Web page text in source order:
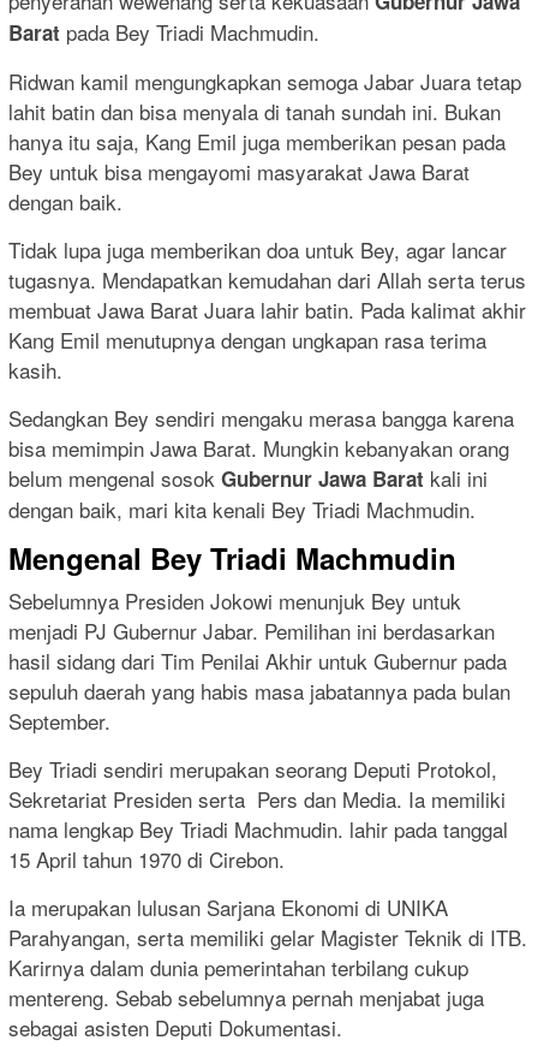
Barat pada Bey Triadi Machmudin.
Ridwan kamil mengungkapkan semoga Jabar Juara tetap
lahit batin dan bisa menyala di tanah sundah ini. Bukan
hanya itu saja, Kang Emil juga memberikan pesan pada
Bey untuk bisa mengayomi masyarakat Jawa Barat
dengan baik.
Tidak lupa juga memberikan doa untuk Bey, agar lancar
tugasnya. Mendapatkan kemudahan dari Allah serta terus
membuat Jawa Barat Juara lahir batin. Pada kalimat akhir
Kang Emil menutupnya dengan ungkapan rasa terima
kasih.
Sedangkan Bey sendiri mengaku merasa bangga karena
bisa memimpin Jawa Barat. Mungkin kebanyakan orang
belum mengenal sosok Gubernur Jawa Barat kali ini
dengan baik, mari kita kenali Bey Triadi Machmudin.
Mengenal Bey Triadi Machmudin
Sebelumnya Presiden Jokowi menunjuk Bey untuk
menjadi PJ Gubernur Jabar. Pemilihan ini berdasarkan
hasil sidang dari Tim Penilai Akhir untuk Gubernur pada
sepuluh daerah yang habis masa jabatannya pada bulan
September.
Bey Triadi sendiri merupakan seorang Deputi Protokol,
Sekretariat Presiden serta Pers dan Media. Ia memiliki
nama lengkap Bey Triadi Machmudin. lahir pada tanggal
15 April tahun 1970 di Cirebon.
Ia merupakan lulusan Sarjana Ekonomi di UNIKA
Parahyangan, serta memiliki gelar Magister Teknik di ITB.
Karirnya dalam dunia pemerintahan terbilang cukup
mentereng. Sebab sebelumnya pernah menjabat juga
sebagai asisten Deputi Dokumentasi.